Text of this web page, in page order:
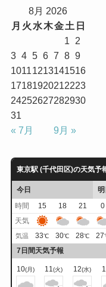
8月 2026
月 火 水木金土 日
1
2
3 4 5 6 7 8 9
10111213141516
17181920212223
24252627282930
31
« 7月
9月 »
東京駅 (千代田区)の天気予
今日
時間
15 18 21 0
天気
気温 33℃ 30℃ 28℃ 27
7日間天気予報
10(月) 11(火) 12(水)